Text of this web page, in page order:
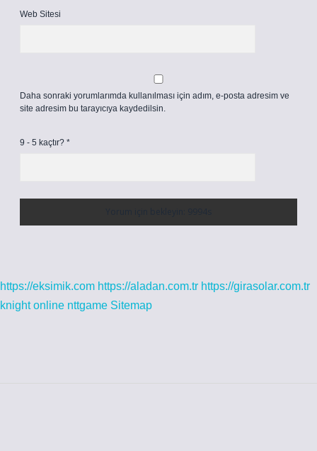
Web Sitesi
Daha sonraki yorumlarımda kullanılması için adım, e-posta adresim ve
site adresim bu tarayıcıya kaydedilsin.
9 - 5 kaçtır? *
https://eksimik.com https://aladan.com.tr https://girasolar.com.tr
knight online nttgame Sitemap